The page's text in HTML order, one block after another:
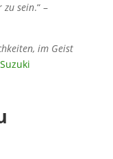
zu sein.“ –
im Geist